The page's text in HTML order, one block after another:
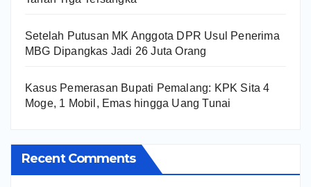
Setelah Putusan MK Anggota DPR Usul Penerima
MBG Dipangkas Jadi 26 Juta Orang
Kasus Pemerasan Bupati Pemalang: KPK Sita 4
Moge, 1 Mobil, Emas hingga Uang Tunai
Recent Comments